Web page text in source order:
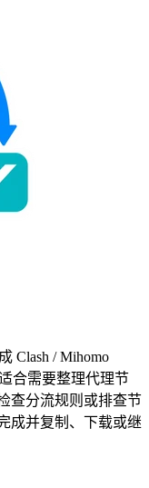
Clash / Mihomo
合需要整理代理节
查分流规则或排查节
成并复制、下载或继